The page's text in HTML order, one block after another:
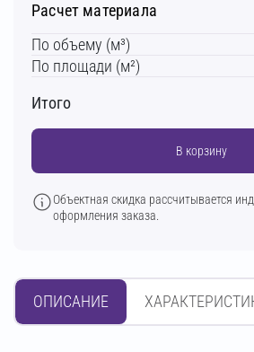
Расчет материала
По объему (м³)
По площади (м²)
Итого
В корзину
Объектная скидка рассчитывается
оформления заказа.
ОПИСАНИЕ